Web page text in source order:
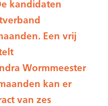
kandidaten
Een vrij
Wormmeester
kan er
van zes